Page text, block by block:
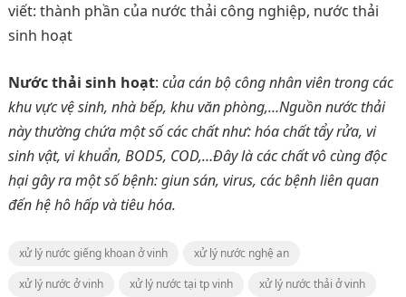
viết: thành phần của nước thải công nghiệp, nước thải
sinh hoạt
Nước thải sinh hoạt: của cán bộ công nhân viên trong các
khu vực vệ sinh, nhà bếp, khu văn phòng,…Nguồn nước thải
này thường chứa một số các chất như: hóa chất tẩy rửa, vi
sinh vật, vi khuẩn, BOD5, COD,…Đây là các chất vô cùng độc
hại gây ra một số bệnh: giun sán, virus, các bệnh liên quan
đến hệ hô hấp và tiêu hóa.
xử lý nước giếng khoan ở vinh
xử lý nước nghệ an
xử lý nước ở vinh
xử lý nước tại tp vinh xử lý nước thải ở vinh